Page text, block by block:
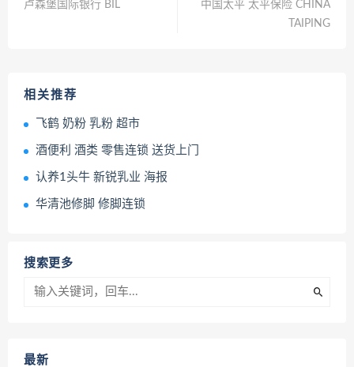
卢森堡国际银行 BIL
中国太平 太平保险 CHINA
TAIPING
相关推荐
飞鹤 奶粉 乳粉 超市
酒便利 酒类 零售连锁 送货上门
认养1头牛 新锐乳业 海报
华清池修脚 修脚连锁
搜索更多
最新